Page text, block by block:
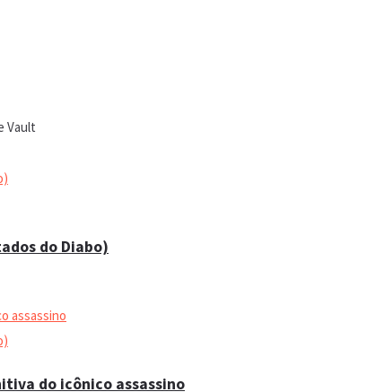
do Diabo)
do icônico assassino